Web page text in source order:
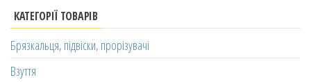
КАТЕГОРІЇ ТОВАРІВ
Брязкальця, підвіски, прорізувачі
Взуття